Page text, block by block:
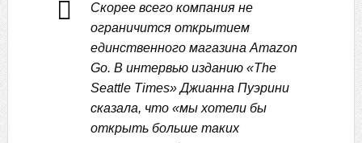
Скорее всего компания не
ограничится открытием
единственного магазина Amazon
Go. В интервью изданию «The
Seattle Times» Джианна Пуэрини
сказала, что «мы хотели бы
открыть больше таких